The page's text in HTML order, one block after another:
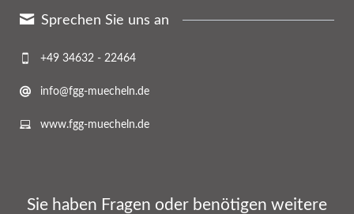
Sprechen Sie uns an
+49 34632 - 22464
info@fgg-muecheln.de
www.fgg-muecheln.de
Sie haben Fragen oder benötigen weitere